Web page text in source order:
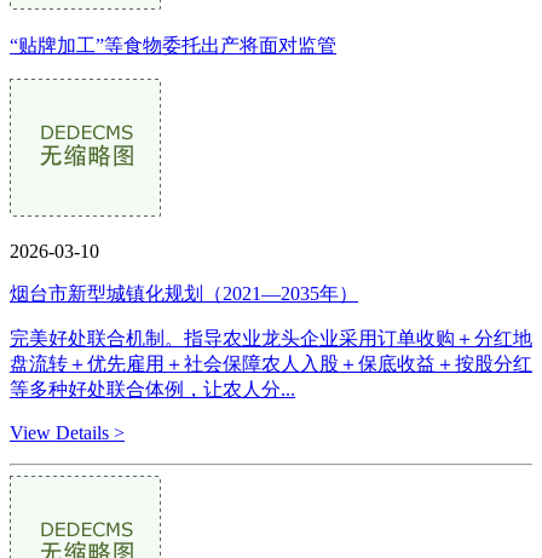
“贴牌加工”等食物委托出产将面对监管
2026-03-10
烟台市新型城镇化规划（2021—2035年）
完美好处联合机制。指导农业龙头企业采用订单收购＋分红地
盘流转＋优先雇用＋社会保障农人入股＋保底收益＋按股分红
等多种好处联合体例，让农人分...
View Details >